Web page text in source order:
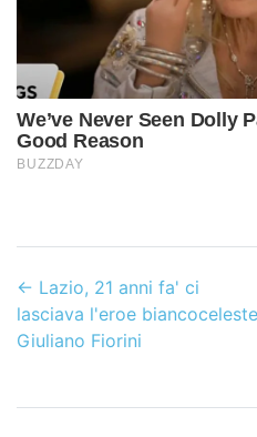
← Lazio, 21 anni fa' ci
lasciava l'eroe biancoceleste
Giuliano Fiorini